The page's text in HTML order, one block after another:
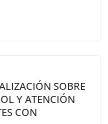
SOBRE
Y ATENCIÓN
CON